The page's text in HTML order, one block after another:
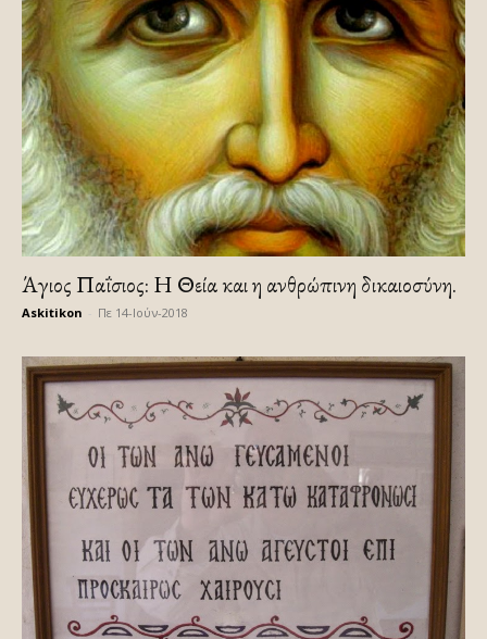
Άγιος Παΐσιος: Η Θεία και η ανθρώπινη δικαιοσύνη.
Askitikon Πε 14-Ιούν-2018